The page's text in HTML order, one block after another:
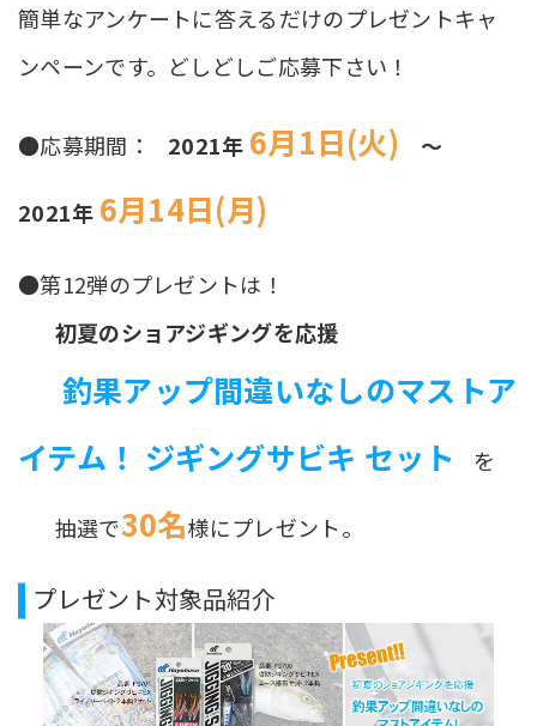
簡単なアンケートに答えるだけのプレゼントキャ
ンペーンです。どしどしご応募下さい！
●応募期間： 2021年 6月1日(火) ～
2021年 6月14日(月)
●第12弾のプレゼントは！
初夏のショアジギングを応援
釣果アップ間違いなしのマストア
イテム！ ジギングサビキ セット
を
抽選で30名様にプレゼント。
プレゼント対象品紹介